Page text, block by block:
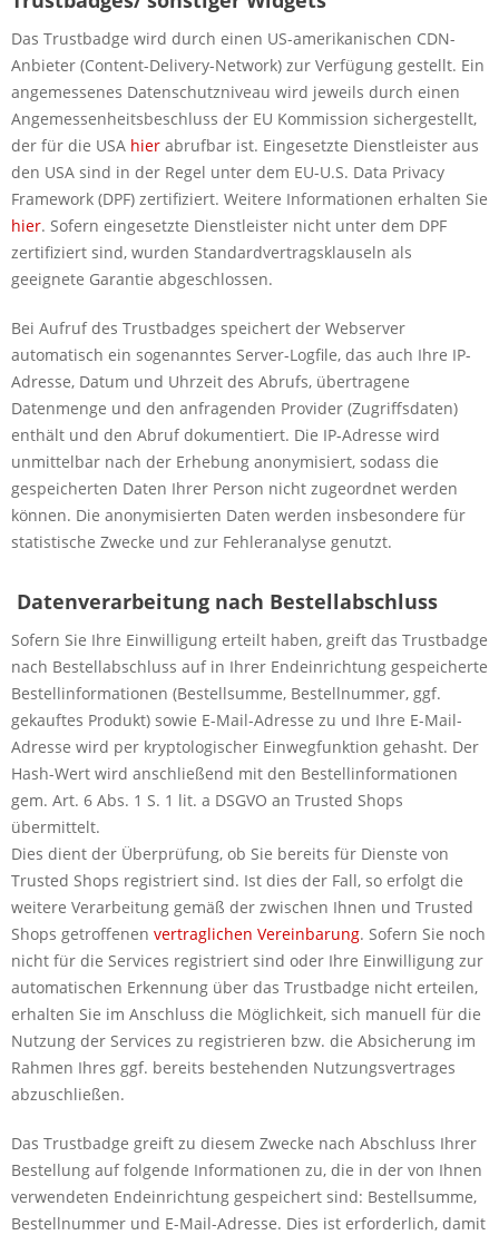
Das Trustbadge wird durch einen US-amerikanischen CDN-
Anbieter (Content-Delivery-Network) zur Verfügung gestellt. Ein
angemessenes Datenschutzniveau wird jeweils durch einen
Angemessenheitsbeschluss der EU Kommission sichergestellt,
der für die USA hier abrufbar ist. Eingesetzte Dienstleister aus
den USA sind in der Regel unter dem EU-U.S. Data Privacy
Framework (DPF) zertifiziert. Weitere Informationen erhalten Sie
hier. Sofern eingesetzte Dienstleister nicht unter dem DPF
zertifiziert sind, wurden Standardvertragsklauseln als
geeignete Garantie abgeschlossen.
Bei Aufruf des Trustbadges speichert der Webserver
automatisch ein sogenanntes Server-Logfile, das auch Ihre IP-
Adresse, Datum und Uhrzeit des Abrufs, übertragene
Datenmenge und den anfragenden Provider (Zugriffsdaten)
enthält und den Abruf dokumentiert. Die IP-Adresse wird
unmittelbar nach der Erhebung anonymisiert, sodass die
gespeicherten Daten Ihrer Person nicht zugeordnet werden
können. Die anonymisierten Daten werden insbesondere für
statistische Zwecke und zur Fehleranalyse genutzt.
Datenverarbeitung nach Bestellabschluss
Sofern Sie Ihre Einwilligung erteilt haben, greift das Trustbadge
nach Bestellabschluss auf in Ihrer Endeinrichtung gespeicherte
Bestellinformationen (Bestellsumme, Bestellnummer, ggf.
gekauftes Produkt) sowie E-Mail-Adresse zu und Ihre E-Mail-
Adresse wird per kryptologischer Einwegfunktion gehasht. Der
Hash-Wert wird anschließend mit den Bestellinformationen
gem. Art. 6 Abs. 1 S. 1 lit. a DSGVO an Trusted Shops
übermittelt.
Dies dient der Überprüfung, ob Sie bereits für Dienste von
Trusted Shops registriert sind. Ist dies der Fall, so erfolgt die
weitere Verarbeitung gemäß der zwischen Ihnen und Trusted
Shops getroffenen vertraglichen Vereinbarung. Sofern Sie noch
nicht für die Services registriert sind oder Ihre Einwilligung zur
automatischen Erkennung über das Trustbadge nicht erteilen,
erhalten Sie im Anschluss die Möglichkeit, sich manuell für die
Nutzung der Services zu registrieren bzw. die Absicherung im
Rahmen Ihres ggf. bereits bestehenden Nutzungsvertrages
abzuschließen.
Das Trustbadge greift zu diesem Zwecke nach Abschluss Ihrer
Bestellung auf folgende Informationen zu, die in der von Ihnen
verwendeten Endeinrichtung gespeichert sind: Bestellsumme,
Bestellnummer und E-Mail-Adresse. Dies ist erforderlich, damit